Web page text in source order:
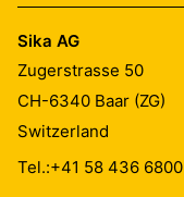
Sika AG
Zugerstrasse 50
CH-6340 Baar (ZG)
Switzerland
Tel.:+41 58 436 6800